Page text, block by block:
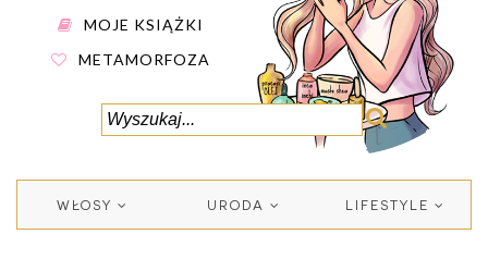
MOJE KSIĄŻKI
METAMORFOZA
WŁOSY URODA LIFESTYLE